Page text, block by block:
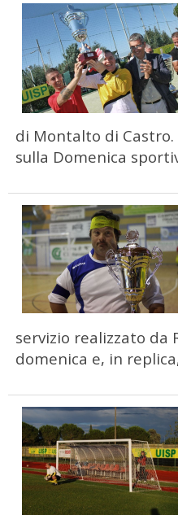
di Montalto di Castro.
sulla Domenica
servizio realizzato da
domenica e, in